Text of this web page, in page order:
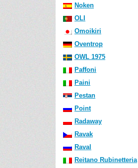
Noken
OLI
Omoikiri
Oventrop
OWL 1975
Paffoni
Paini
Pestan
Point
Radaway
Ravak
Raval
Reitano Rubinetteria